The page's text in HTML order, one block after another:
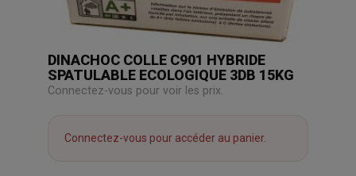
DINACHOC COLLE C901 HYBRIDE
SPATULABLE ECOLOGIQUE 3DB 15KG
Connectez-vous pour voir les prix.
Connectez-vous pour accéder au panier.